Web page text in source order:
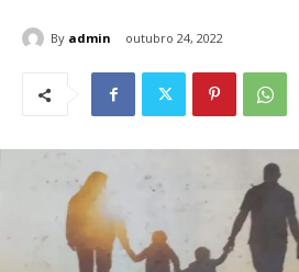
By admin outubro 24, 2022